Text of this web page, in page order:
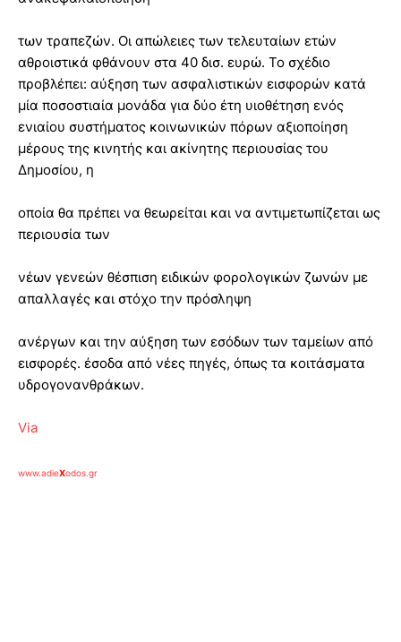
των τραπεζών. Οι απώλειες των τελευταίων ετών
αθροιστικά φθάνουν στα 40 δισ. ευρώ. Το σχέδιο
προβλέπει: αύξηση των ασφαλιστικών εισφορών κατά
μία ποσοστιαία μονάδα για δύο έτη υιοθέτηση ενός
ενιαίου συστήματος κοινωνικών πόρων αξιοποίηση
μέρους της κινητής και ακίνητης περιουσίας του
Δημοσίου, η
οποία θα πρέπει να θεωρείται και να αντιμετωπίζεται ως
περιουσία των
νέων γενεών θέσπιση ειδικών φορολογικών ζωνών με
απαλλαγές και στόχο την πρόσληψη
ανέργων και την αύξηση των εσόδων των ταμείων από
εισφορές. έσοδα από νέες πηγές, όπως τα κοιτάσματα
υδρογονανθράκων.
Via
www.adieXodos.gr